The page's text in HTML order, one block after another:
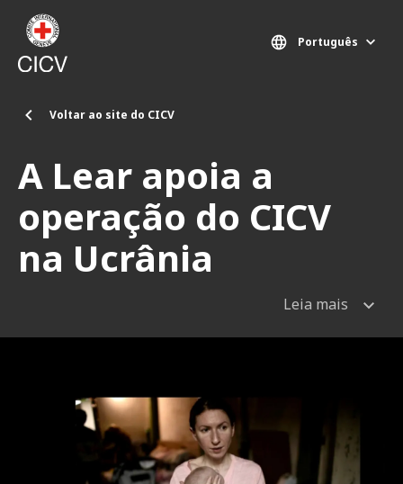
Passar para o conteúdo principal
Voltar ao site do CICV
Português
A Lear apoia a
operação do CICV
na Ucrânia
Leia mais